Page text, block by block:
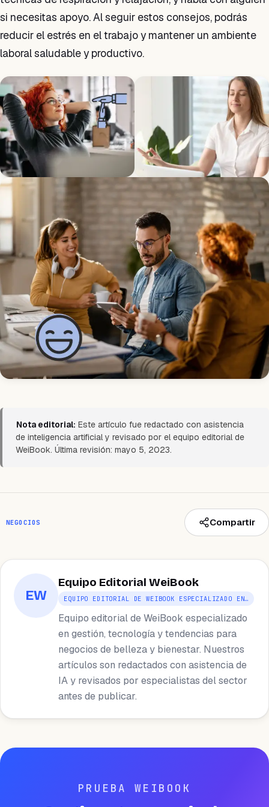
si necesitas apoyo. Al seguir estos consejos, podrás
reducir el estrés en el trabajo y mantener un ambiente
laboral saludable y productivo.
Nota editorial: Este artículo fue redactado con asistencia
de inteligencia artificial y revisado por el equipo editorial de
WeiBook. Última revisión: mayo 5, 2023.
NEGOCIOS Compartir
EW
Equipo Editorial WeiBook
EQUIPO EDITORIAL DE WEIBOOK ESPECIALIZADO EN…
Equipo editorial de WeiBook especializado
en gestión, tecnología y tendencias para
negocios de belleza y bienestar. Nuestros
artículos son redactados con asistencia de
IA y revisados por especialistas del sector
antes de publicar.
PRUEBA WEIBOOK